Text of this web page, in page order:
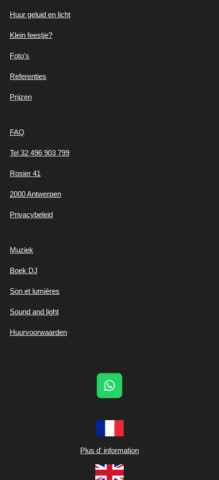
Huur geluid en licht
Klein feestje?
Foto's
Referenties
Prijzen
FAQ
Tel 32 496 903 799
Rosier 41
2000 Antwerpen
Privacybeleid
Muziek
Boek DJ
Son et lumières
Sound and light
Huurvoorwaarden
W
s
A
p
Plus d' information